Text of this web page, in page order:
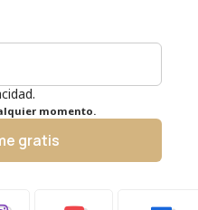
momento.
gratis